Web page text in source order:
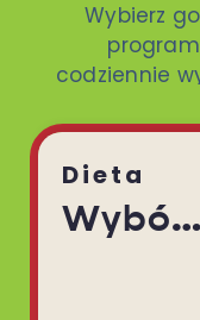
Wybierz
codziennie
Dieta
Wybór Menu